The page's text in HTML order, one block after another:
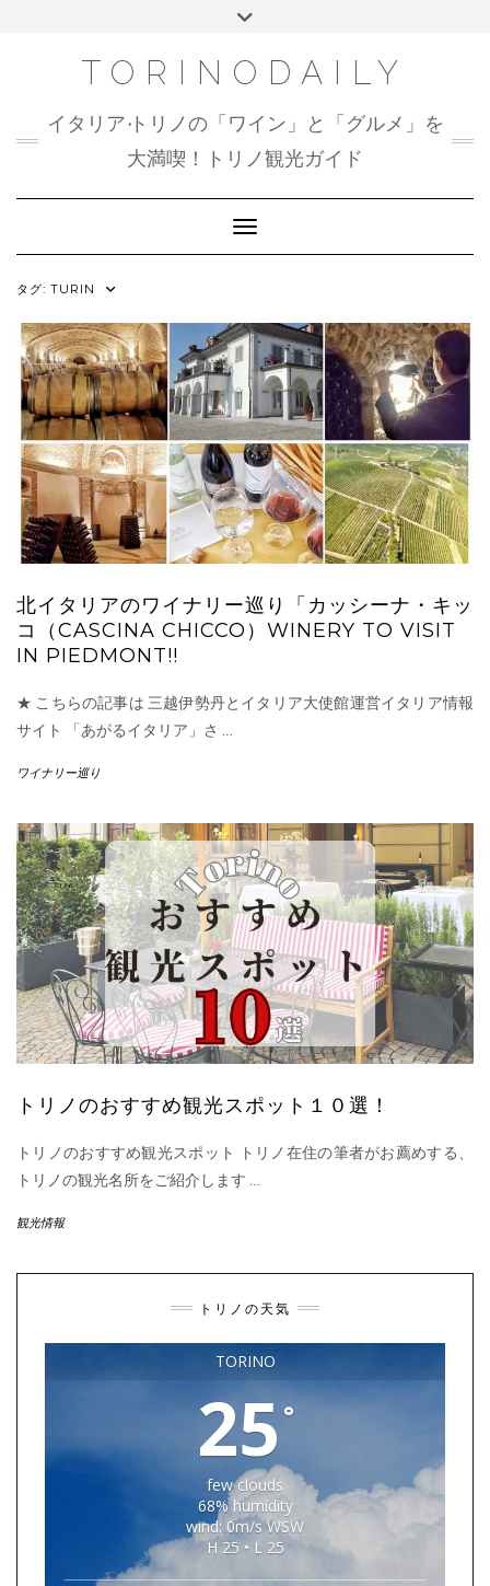
Toggle
TORINODAILY
イタリア•トリノの「ワイン」と「グルメ」を
大満喫！トリノ観光ガイド
Toggle Navigation
タグ: TURIN
北イタリアのワイナリー巡り「カッシーナ・キッ
コ（CASCINA CHICCO）WINERY TO VISIT
IN PIEDMONT!!
★ こちらの記事は 三越伊勢丹とイタリア大使館運営イタリア情報
サイト 「あがるイタリア」さ …
ワイナリー巡り
トリノのおすすめ観光スポット１０選！
トリノのおすすめ観光スポット トリノ在住の筆者がお薦めする、
トリノの観光名所をご紹介します …
観光情報
トリノの天気
TORINO
25 °
few clouds
68% humidity
wind: 0m/s WSW
H 25 • L 25